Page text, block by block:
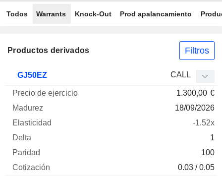
Todos Warrants Knock-Out Prod apalancamiento
Productos derivados Filtros
Mnemo Tipo
ejercicio
Delta
GJ50EZ CALL
1.300,00 €
18/09/2026
-1.52x
1
100
0.03 / 0.05